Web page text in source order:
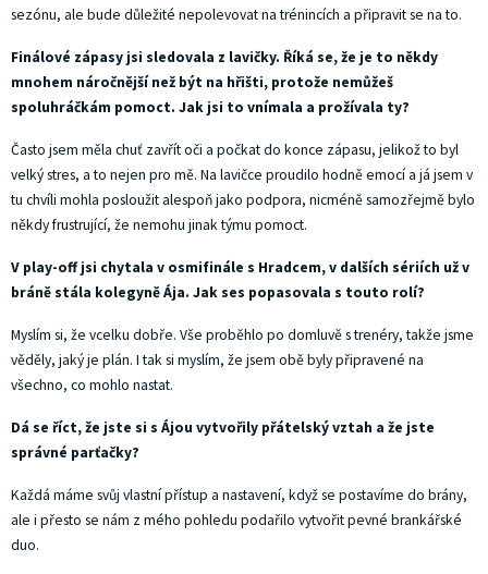
sezónu, ale bude důležité nepolevovat na trénincích a připravit se na to.
Finálové zápasy jsi sledovala z lavičky. Říká se, že je to někdy
mnohem náročnější než být na hřišti, protože nemůžeš
spoluhráčkám pomoct. Jak jsi to vnímala a prožívala ty?
Často jsem měla chuť zavřít oči a počkat do konce zápasu, jelikož to byl
velký stres, a to nejen pro mě. Na lavičce proudilo hodně emocí a já jsem v
tu chvíli mohla posloužit alespoň jako podpora, nicméně samozřejmě bylo
někdy frustrující, že nemohu jinak týmu pomoct.
V play-off jsi chytala v osmifinále s Hradcem, v dalších sériích už v
bráně stála kolegyně Ája. Jak ses popasovala s touto rolí?
Myslím si, že vcelku dobře. Vše proběhlo po domluvě s trenéry, takže jsme
věděly, jaký je plán. I tak si myslím, že jsem obě byly připravené na
všechno, co mohlo nastat.
Dá se říct, že jste si s Ájou vytvořily přátelský vztah a že jste
správné parťačky?
Každá máme svůj vlastní přístup a nastavení, když se postavíme do brány,
ale i přesto se nám z mého pohledu podařilo vytvořit pevné brankářské
duo.